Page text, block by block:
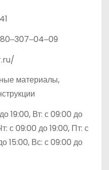
материалы,
19:00, Вт: с 09:00 до
с 09:00 до 19:00, Пт: с
15:00, Вс: с 09:00 до